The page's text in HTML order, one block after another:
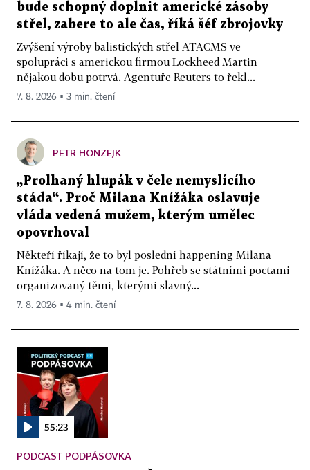
bude schopný doplnit americké zásoby
střel, zabere to ale čas, říká šéf zbrojovky
Zvýšení výroby balistických střel ATACMS ve
spolupráci s americkou firmou Lockheed Martin
nějakou dobu potrvá. Agentuře Reuters to řekl...
7. 8. 2026 ▪ 3 min. čtení
PETR HONZEJK
„Prolhaný hlupák v čele nemyslícího
stáda“. Proč Milana Knížáka oslavuje
vláda vedená mužem, kterým umělec
opovrhoval
Někteří říkají, že to byl poslední happening Milana
Knížáka. A něco na tom je. Pohřeb se státními poctami
organizovaný těmi, kterými slavný...
7. 8. 2026 ▪ 4 min. čtení
55:23
PODCAST PODPÁSOVKA